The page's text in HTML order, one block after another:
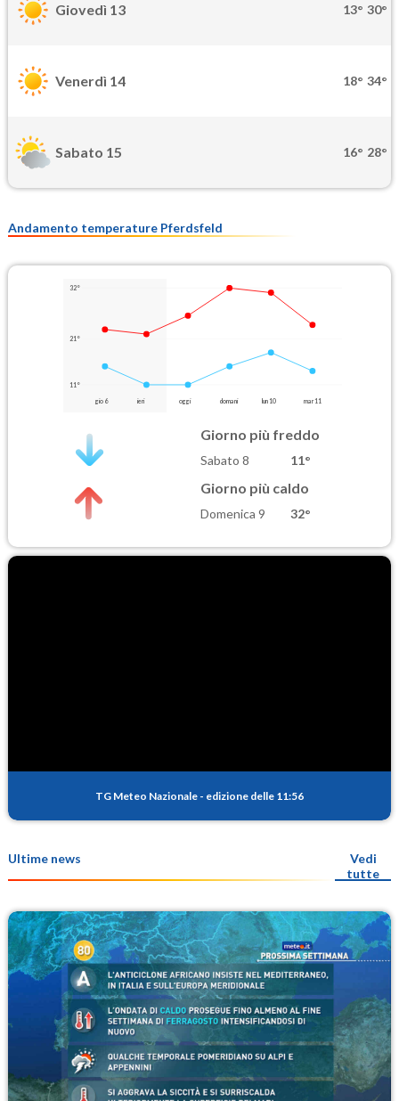
Giovedì 13 13° 30°
Venerdì 14 18° 34°
Sabato 15 16° 28°
Andamento temperature Pferdsfeld
32°
21°
11°
gio 6 ieri oggi domani lun 10 mar 11
Giorno più freddo
Sabato 8 11°
Giorno più caldo
Domenica 9 32°
TG Meteo Nazionale - edizione delle 11:56
Ultime news
Vedi
tutte